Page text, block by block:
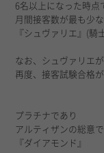
6名以上になった時点
月間接客数が最も少
『シュヴァリエ』(騎
なお、シュヴァリエ
再度、接客試験合格
プラチナであり
アルティザンの総意
『ダイアモンド』